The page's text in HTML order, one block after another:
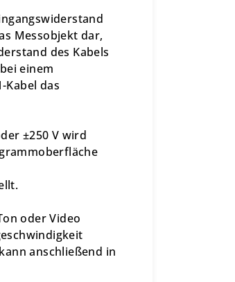
Messobjekt dar,
des Kabels
einem
Kabel das
±250 V wird
oder Video
anschließend in